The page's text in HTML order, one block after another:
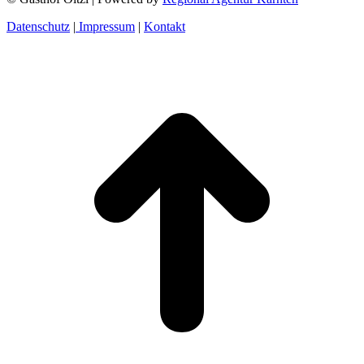
Datenschutz | Impressum | Kontakt